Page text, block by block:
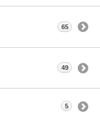
65
49
5